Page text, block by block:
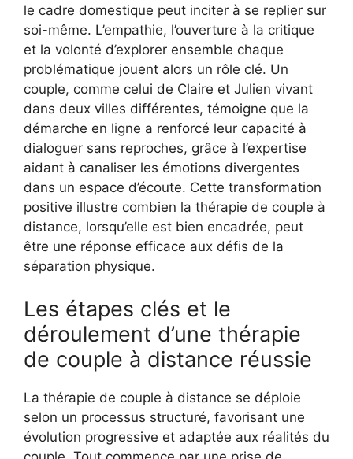
le cadre domestique peut inciter à se replier sur
soi-même. L’empathie, l’ouverture à la critique
et la volonté d’explorer ensemble chaque
problématique jouent alors un rôle clé. Un
couple, comme celui de Claire et Julien vivant
dans deux villes différentes, témoigne que la
démarche en ligne a renforcé leur capacité à
dialoguer sans reproches, grâce à l’expertise
aidant à canaliser les émotions divergentes
dans un espace d’écoute. Cette transformation
positive illustre combien la thérapie de couple à
distance, lorsqu’elle est bien encadrée, peut
être une réponse efficace aux défis de la
séparation physique.
Les étapes clés et le
déroulement d’une thérapie
de couple à distance réussie
La thérapie de couple à distance se déploie
selon un processus structuré, favorisant une
évolution progressive et adaptée aux réalités du